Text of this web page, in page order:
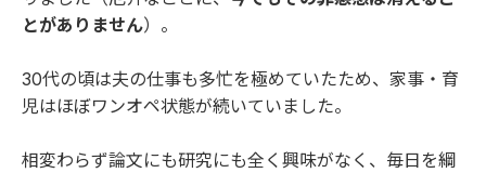
とがありません）。
30代の頃は夫の仕事も多忙を極めていたため、家事・育
児はほぼワンオペ状態が続いていました。
相変わらず論文にも研究にも全く興味がなく、毎日を綱